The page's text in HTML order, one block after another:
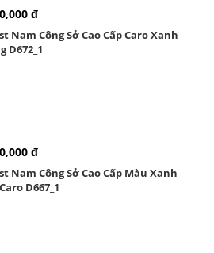
đ
Nam Công Sở Cao Cấp Caro Xanh
D672_1
đ
Nam Công Sở Cao Cấp Màu Xanh
D667_1